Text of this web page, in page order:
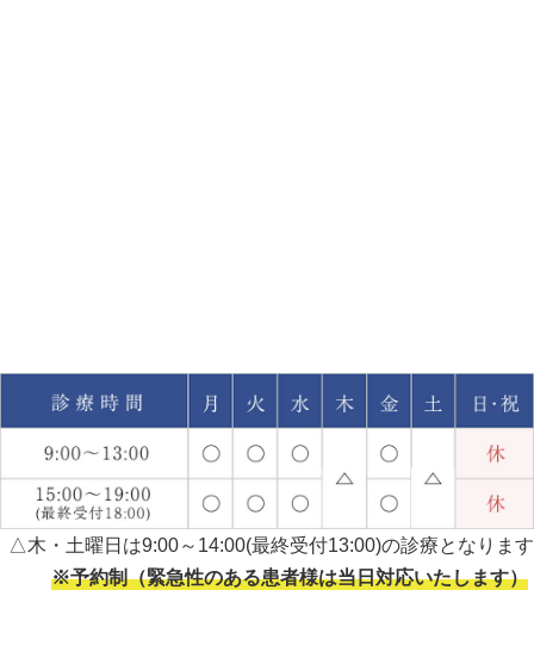
△木・土曜日は9:00～14:00(最終受付13:00)の診療となります
※予約制（緊急性のある患者様は当日対応いたします）